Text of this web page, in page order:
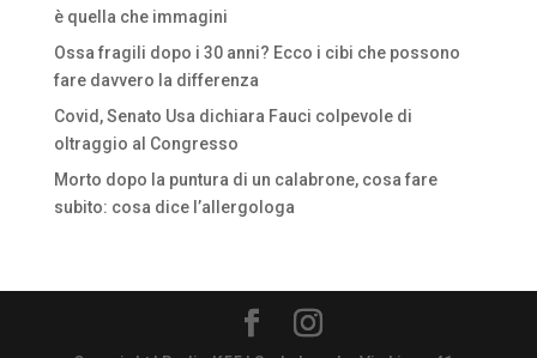
è quella che immagini
Ossa fragili dopo i 30 anni? Ecco i cibi che possono
fare davvero la differenza
Covid, Senato Usa dichiara Fauci colpevole di
oltraggio al Congresso
Morto dopo la puntura di un calabrone, cosa fare
subito: cosa dice l’allergologa